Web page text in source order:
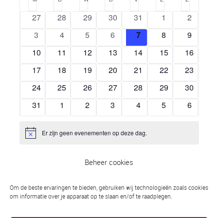
Beheer cookies
Om de beste ervaringen te bieden, gebruiken wij technologieën zoals cookies
om informatie over je apparaat op te slaan en/of te raadplegen.
van
0
27
0
28
0
evenementen
29
0
evenementen
30
0
evenementen
31
0
1
0
2
0
3
0
4
0
evenementen
5
0
evenementen
6
0
evenementen
7
0
8
0
9
0
10
0
11
0
12
0
13
0
14
0
15
0
16
0
17
0
18
0
19
0
20
0
21
0
22
0
23
0
24
0
25
0
26
0
27
0
28
0
29
0
30
0
31
0
1
0
2
0
3
0
4
0
5
0
6
BerichtEr zijn geen evenementen op deze dag.